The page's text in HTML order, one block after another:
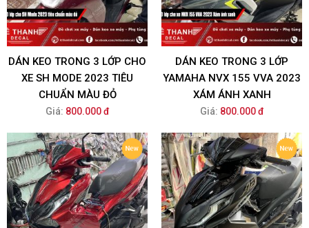
DÁN KEO TRONG 3 LỚP CHO
XE SH MODE 2023 TIÊU
CHUẨN MÀU ĐỎ
Giá: 800.000 đ
DÁN KEO TRONG 3 LỚP
YAMAHA NVX 155 VVA 2023
XÁM ÁNH XANH
Giá: 800.000 đ